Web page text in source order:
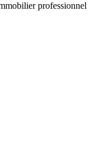
professionnel